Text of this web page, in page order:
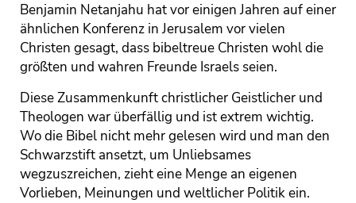
Benjamin Netanjahu hat vor einigen Jahren auf einer
ähnlichen Konferenz in Jerusalem vor vielen
Christen gesagt, dass bibeltreue Christen wohl die
größten und wahren Freunde Israels seien.
Diese Zusammenkunft christlicher Geistlicher und
Theologen war überfällig und ist extrem wichtig.
Wo die Bibel nicht mehr gelesen wird und man den
Schwarzstift ansetzt, um Unliebsames
wegzuszreichen, zieht eine Menge an eigenen
Vorlieben, Meinungen und weltlicher Politik ein.